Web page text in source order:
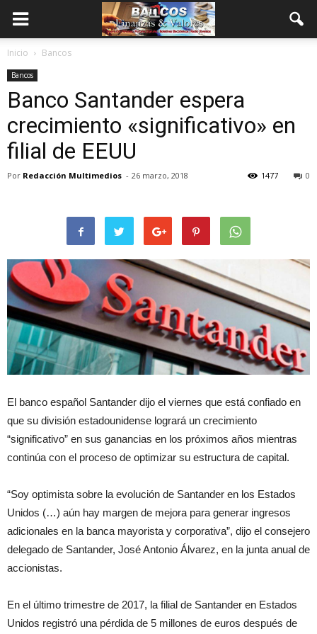
Inicio Bancos
Bancos
Banco Santander espera
crecimiento «significativo» en
filial de EEUU
Por Redacción Multimedios - 26 marzo, 2018 0
1477
El banco español Santander dijo el viernes que está confiado en
que su división estadounidense logrará un crecimiento
“significativo” en sus ganancias en los próximos años mientras
continúa con el proceso de optimizar su estructura de capital.
“Soy optimista sobre la evolución de Santander en los Estados
Unidos (…) aún hay margen de mejora para generar ingresos
adicionales en la banca mayorista y corporativa”, dijo el consejero
delegado de Santander, José Antonio Álvarez, en la junta anual de
accionistas.
En el último trimestre de 2017, la filial de Santander en Estados
Unidos registró una pérdida de 5 millones de euros después de